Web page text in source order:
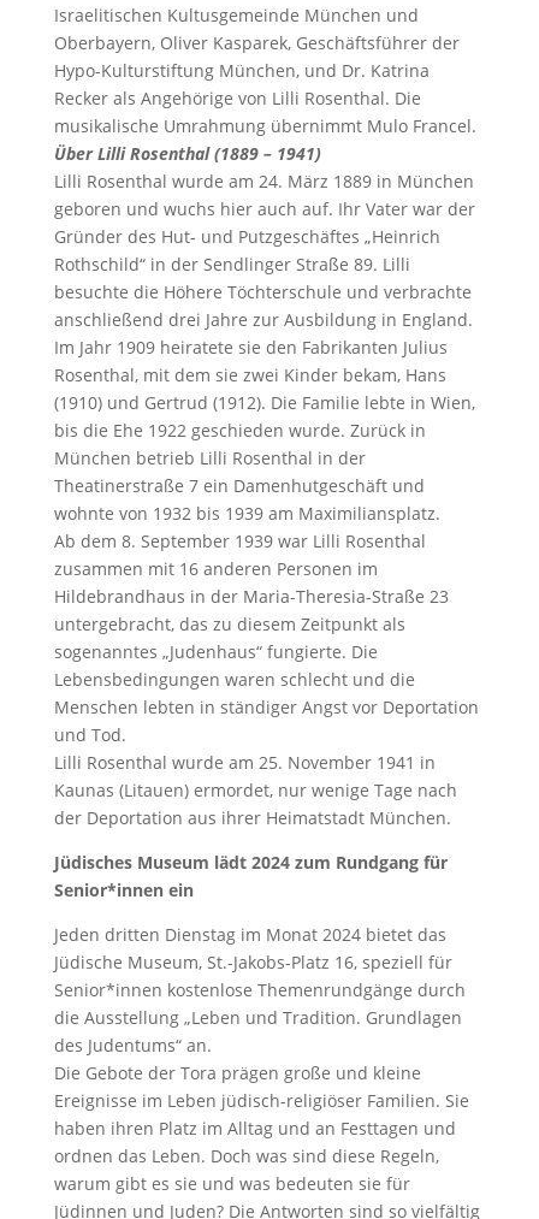
Israelitischen Kultusgemeinde München und
Oberbayern, Oliver Kasparek, Geschäftsführer der
Hypo-Kulturstiftung München, und Dr. Katrina
Recker als Angehörige von Lilli Rosenthal. Die
musikalische Umrahmung übernimmt Mulo Francel.
Über Lilli Rosenthal (1889 – 1941)
Lilli Rosenthal wurde am 24. März 1889 in München
geboren und wuchs hier auch auf. Ihr Vater war der
Gründer des Hut- und Putzgeschäftes „Heinrich
Rothschild“ in der Sendlinger Straße 89. Lilli
besuchte die Höhere Töchterschule und verbrachte
anschließend drei Jahre zur Ausbildung in England.
Im Jahr 1909 heiratete sie den Fabrikanten Julius
Rosenthal, mit dem sie zwei Kinder bekam, Hans
(1910) und Gertrud (1912). Die Familie lebte in Wien,
bis die Ehe 1922 geschieden wurde. Zurück in
München betrieb Lilli Rosenthal in der
Theatinerstraße 7 ein Damenhutgeschäft und
wohnte von 1932 bis 1939 am Maximiliansplatz.
Ab dem 8. September 1939 war Lilli Rosenthal
zusammen mit 16 anderen Personen im
Hildebrandhaus in der Maria-Theresia-Straße 23
untergebracht, das zu diesem Zeitpunkt als
sogenanntes „Judenhaus“ fungierte. Die
Lebensbedingungen waren schlecht und die
Menschen lebten in ständiger Angst vor Deportation
und Tod.
Lilli Rosenthal wurde am 25. November 1941 in
Kaunas (Litauen) ermordet, nur wenige Tage nach
der Deportation aus ihrer Heimatstadt München.
Jüdisches Museum lädt 2024 zum Rundgang für
Senior*innen ein
Jeden dritten Dienstag im Monat 2024 bietet das
Jüdische Museum, St.-Jakobs-Platz 16, speziell für
Senior*innen kostenlose Themenrundgänge durch
die Ausstellung „Leben und Tradition. Grundlagen
des Judentums“ an.
Die Gebote der Tora prägen große und kleine
Ereignisse im Leben jüdisch-religiöser Familien. Sie
haben ihren Platz im Alltag und an Festtagen und
ordnen das Leben. Doch was sind diese Regeln,
warum gibt es sie und was bedeuten sie für
Jüdinnen und Juden? Die Antworten sind so vielfältig